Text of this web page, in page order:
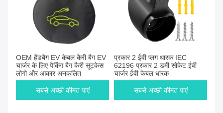
OEM हैंडबैग EV केबल कैरी बैग EV
चार्जर के लिए पैकिंग बैग कैरी सूटकेस
लोगो और आकार अनुकूलित
सबसे अच्छी कीमत पाएं
प्रकार 2 ईवी प्लग धारक IEC
62196 प्रकार 2 डमी सोकेट ईवी
चार्जर ईवी केबल धारक
सबसे अच्छी कीमत पाएं